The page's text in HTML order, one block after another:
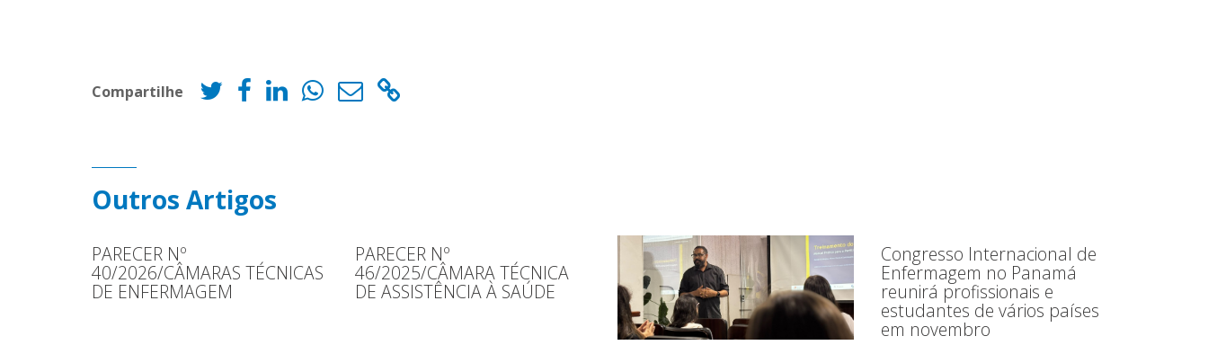
Compartilhe
Outros Artigos
PARECER Nº
40/2026/CÂMARAS TÉCNICAS
DE ENFERMAGEM
PARECER Nº
46/2025/CÂMARA TÉCNICA
DE ASSISTÊNCIA À SAÚDE
Congresso Internacional de
Enfermagem no Panamá
reunirá profissionais e
estudantes de vários países
em novembro